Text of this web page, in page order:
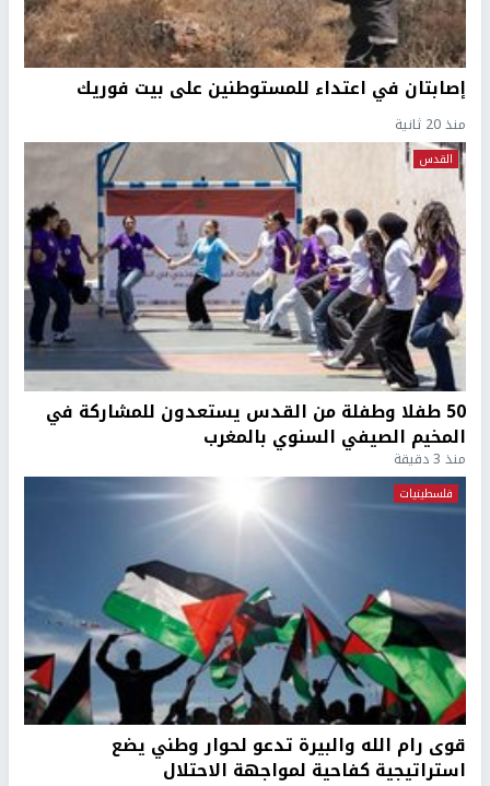
إصابتان في اعتداء للمستوطنين على بيت فوريك
منذ 20 ثانية
القدس
50 طفلا وطفلة من القدس يستعدون للمشاركة في
المخيم الصيفي السنوي بالمغرب
منذ 3 دقيقة
فلسطينيات
قوى رام الله والبيرة تدعو لحوار وطني يضع
استراتيجية كفاحية لمواجهة الاحتلال